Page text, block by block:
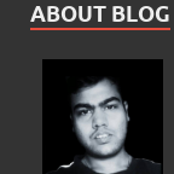
ABOUT BLOG